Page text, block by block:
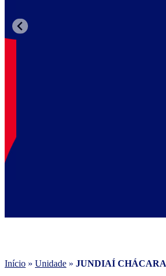
Início » Unidade » JUNDIAÍ